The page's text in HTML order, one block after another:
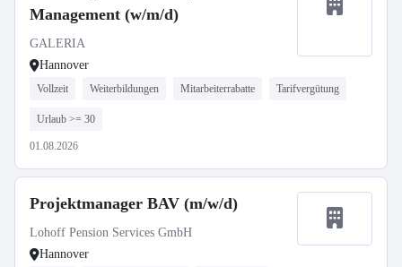
Management (w/m/d)
GALERIA
Hannover
Vollzeit Weiterbildungen Mitarbeiterrabatte Tarifvergütung
Urlaub >= 30
01.08.2026
Projektmanager BAV (m/w/d)
Lohoff Pension Services GmbH
Hannover